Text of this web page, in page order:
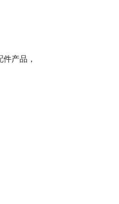
产品，